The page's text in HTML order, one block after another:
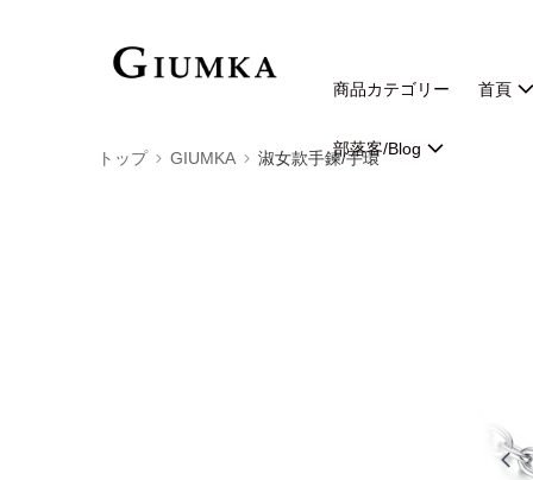
商品カテゴリー 首頁
部落客/Blog
トップ GIUMKA 淑女款手鍊/手環